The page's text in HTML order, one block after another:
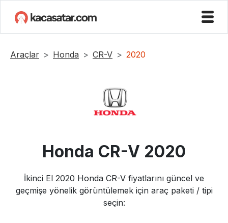
Araçlar Honda CR-V 2020
Honda CR-V 2020
İkinci El 2020 Honda CR-V fiyatlarını güncel ve
geçmişe yönelik görüntülemek için araç paketi / tipi
seçin: